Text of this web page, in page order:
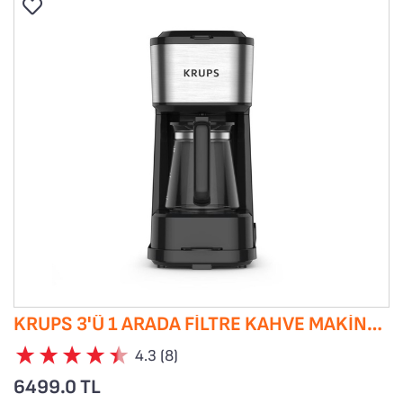
KRUPS 3'Ü 1 ARADA FILTRE KAHVE MAKINESI
4.3 (8)
6499.0 TL